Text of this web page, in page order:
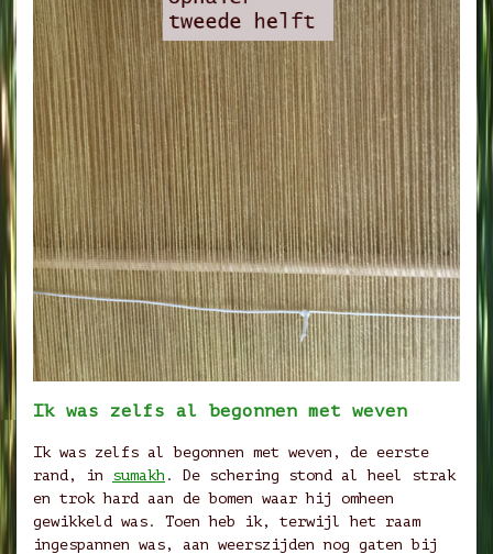
Ik was zelfs al begonnen met weven
Ik was zelfs al begonnen met weven, de eerste
rand, in sumakh . De schering stond al heel strak
en trok hard aan de bomen waar hij omheen
gewikkeld was. Toen heb ik, terwijl het raam
ingespannen was, aan weerszijden nog gaten bij